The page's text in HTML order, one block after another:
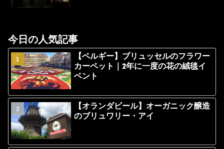
今日の人気記事
【ベルギー】ブリュッセルのフラワー
カーペット｜2年に一度の花の絨毯イ
ベント
【オランダビール】オーガニック醸造
のブリュワリー・アイ